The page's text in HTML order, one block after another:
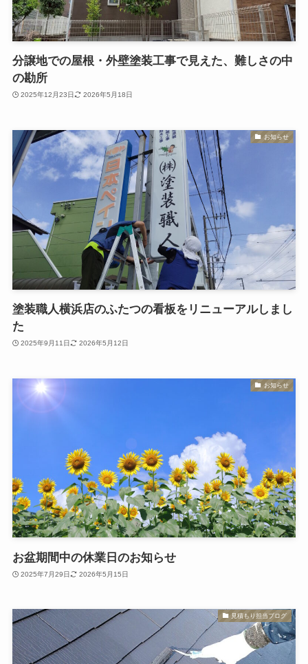
分譲地での屋根・外壁塗装工事で見えた、難しさの中
の勘所
2025年12月23日 2026年5月18日
お知らせ
塗装職人横浜店のふたつの看板をリニューアルしまし
た
2025年9月11日 2026年5月12日
お知らせ
お盆期間中の休業日のお知らせ
2025年7月29日 2026年5月15日
見積もり担当ブログ